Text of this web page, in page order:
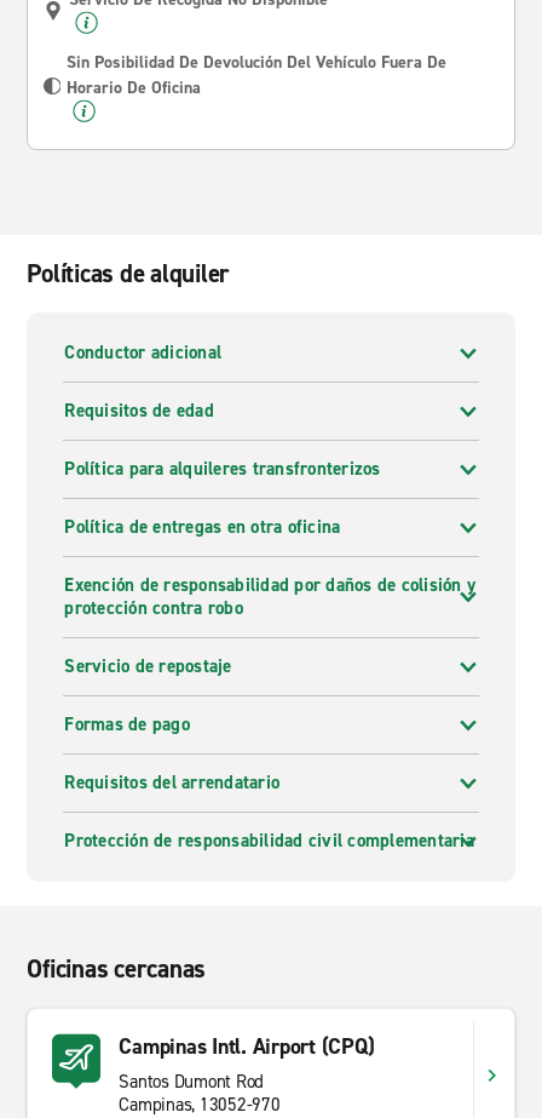
Sin Posibilidad De Devolución Del Vehículo Fuera De
Horario De Oficina
Políticas de alquiler
Conductor adicional
Requisitos de edad
Política para alquileres transfronterizos
Política de entregas en otra oficina
Exención de responsabilidad por daños de colisión y
protección contra robo
Servicio de repostaje
Formas de pago
Requisitos del arrendatario
Protección de responsabilidad civil complementaria
Oficinas cercanas
Campinas Intl. Airport (CPQ)
Santos Dumont Rod
Campinas, 13052-970